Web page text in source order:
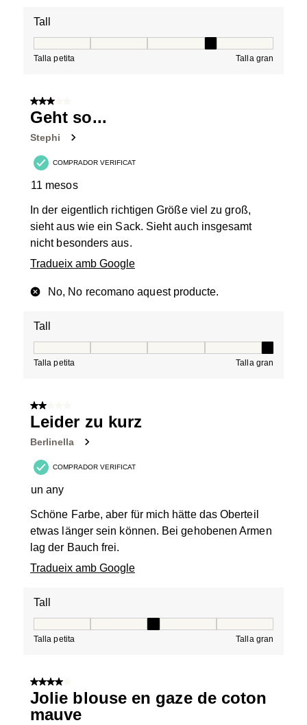
Tall
Talla petita Talla gran
3 de 5 estrelles.
Geht so...
Stephi
COMPRADOR VERIFICAT
11 mesos
In der eigentlich richtigen Größe viel zu groß,
sieht aus wie ein Sack. Sieht auch insgesamt
nicht besonders aus.
Tradueix amb Google
No, No recomano aquest producte.
Tall
Talla petita Talla gran
2 de 5 estrelles.
Leider zu kurz
Berlinella
COMPRADOR VERIFICAT
un any
Schöne Farbe, aber für mich hätte das Oberteil
etwas länger sein können. Bei gehobenen Armen
lag der Bauch frei.
Tradueix amb Google
Tall
Talla petita Talla gran
4 de 5 estrelles.
Jolie blouse en gaze de coton
mauve